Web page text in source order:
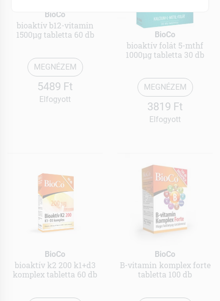
BioCo
bioaktív b12-vitamin
1500µg tabletta 60 db
MEGNÉZEM
5489 Ft
Elfogyott
BioCo
bioaktív folát 5-mthf
1000µg tabletta 30 db
MEGNÉZEM
3819 Ft
Elfogyott
BioCo
bioaktív k2 200 k1+d3
komplex tabletta 60 db
BioCo
B-vitamin komplex forte
tabletta 100 db